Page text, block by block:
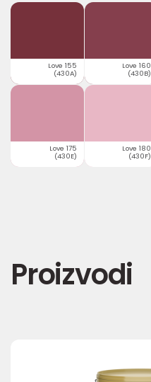
Love 155
(430A)
Love 160
(430B)
Love 175
(430E)
Love 180
(430F)
Proizvodi